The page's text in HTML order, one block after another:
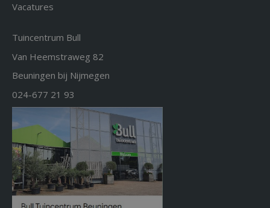
Vacatures
Tuincentrum Bull
Van Heemstraweg 82
Beuningen bij Nijmegen
024-677 21 93